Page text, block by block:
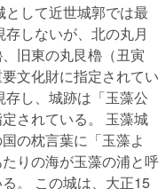
して近世城郭では最
しないが、北の丸月
旧東の丸艮櫓（丑寅
文化財に指定されてい
し、城跡は「玉藻公
されている。 玉藻城
の枕言葉に「玉藻よ
りの海が玉藻の浦と呼
。 この城は、大正15